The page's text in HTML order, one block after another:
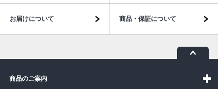
お届けについて 商品・保証について
商品のご案内